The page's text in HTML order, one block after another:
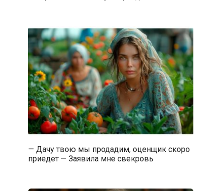
— Дачу твою мы продадим, оценщик скоро
приедет — Заявила мне свекровь